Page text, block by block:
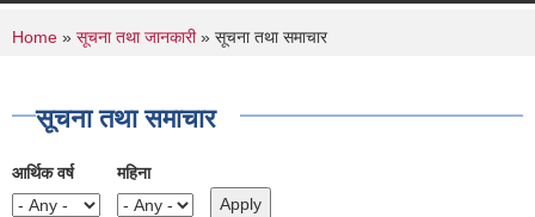
You are here
Home » सूचना तथा जानकारी» सूचना तथा समाचार
सूचना तथा समाचार
आर्थिक वर्ष महिना